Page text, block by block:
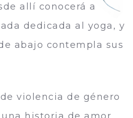
allí conocerá a
dedicada al yoga, y
abajo contempla sus
violencia de género
historia de amor